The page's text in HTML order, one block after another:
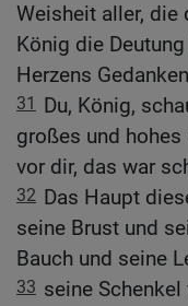
Weisheit aller, die
König die
Herzens
31
Du, König,
großes und
vor dir, das war
32 Das Haupt
seine Brust und
Bauch und seine
33 seine